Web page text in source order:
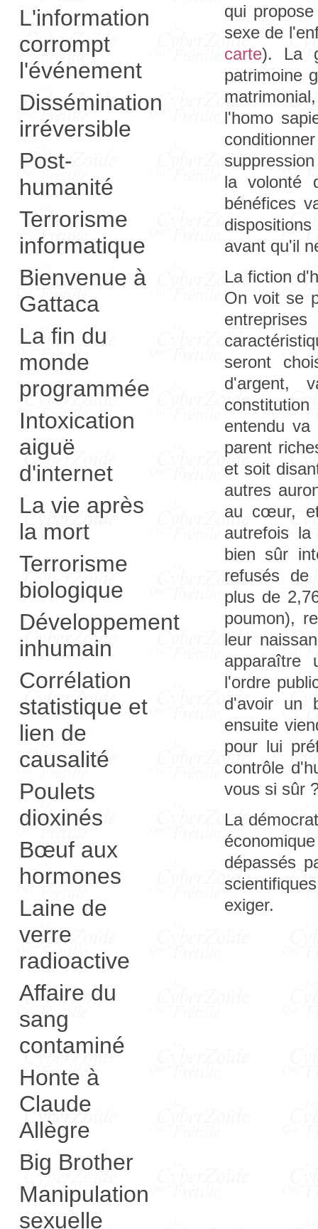
L'information
corrompt
l'événement
Dissémination
irréversible
Post-
humanité
Terrorisme
informatique
Bienvenue à
Gattaca
La fin du
monde
programmée
Intoxication
aiguë
d'internet
La vie après
la mort
Terrorisme
biologique
Développement
inhumain
Corrélation
statistique et
lien de
causalité
Poulets
dioxinés
Bœuf aux
hormones
Laine de
verre
radioactive
Affaire du
sang
contaminé
Honte à
Claude
Allègre
Big Brother
Manipulation
sexuelle
qui
sexe de
carte). La
patrimoine
l'homo
la volonté
bénéfices
avant qu'il
La fiction
On voit se
seront
d'argent,
entendu
parent
et soit
autres
au cœur,
autrefois
bien sûr
refusés de
plus de
poumon),
leur
apparaître
l'ordre
d'avoir un
ensuite
pour lui
contrôle
vous si sûr
La
dépassés
exiger.